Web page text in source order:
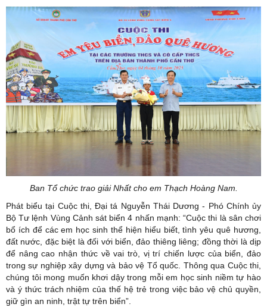
Ban Tổ chức trao giải Nhất cho em Thạch Hoàng Nam.
Phát biểu tại Cuộc thi, Đại tá Nguyễn Thái Dương - Phó Chính ủy
Bộ Tư lệnh Vùng Cảnh sát biển 4 nhấn mạnh: “Cuộc thi là sân chơi
bổ ích để các em học sinh thể hiện hiểu biết, tình yêu quê hương,
đất nước, đặc biệt là đối với biển, đảo thiêng liêng; đồng thời là dịp
để nâng cao nhận thức về vai trò, vị trí chiến lược của biển, đảo
trong sự nghiệp xây dựng và bảo vệ Tổ quốc. Thông qua Cuộc thi,
chúng tôi mong muốn khơi dậy trong mỗi em học sinh niềm tự hào
và ý thức trách nhiệm của thế hệ trẻ trong việc bảo vệ chủ quyền,
giữ gìn an ninh, trật tự trên biển”.